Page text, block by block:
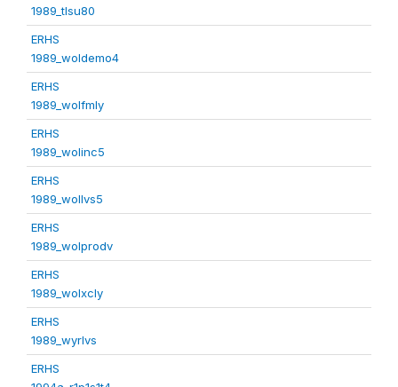
1989_tlsu80
ERHS
1989_woldemo4
ERHS
1989_wolfmly
ERHS
1989_wolinc5
ERHS
1989_wollvs5
ERHS
1989_wolprodv
ERHS
1989_wolxcly
ERHS
1989_wyrlvs
ERHS